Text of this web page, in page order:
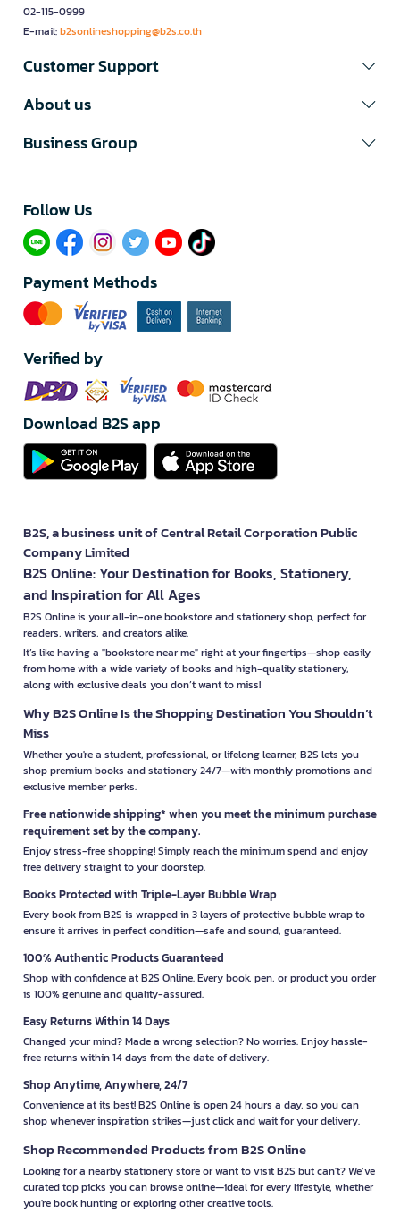
02-115-0999
E-mail:b2sonlineshopping@b2s.co.th
Customer Support
About us
Business Group
Follow Us​
Payment Methods
Verified by
Download B2S app
B2S, a business unit of Central Retail Corporation Public
Company Limited
B2S Online: Your Destination for Books, Stationery,
and Inspiration for All Ages
B2S Online is your all-in-one bookstore and stationery shop, perfect for
readers, writers, and creators alike.
It’s like having a "bookstore near me" right at your fingertips—shop easily
from home with a wide variety of books and high-quality stationery,
along with exclusive deals you don’t want to miss!
Why B2S Online Is the Shopping Destination You Shouldn’t
Miss
Whether you're a student, professional, or lifelong learner, B2S lets you
shop premium books and stationery 24/7—with monthly promotions and
exclusive member perks.
Free nationwide shipping* when you meet the minimum purchase
requirement set by the company.
Enjoy stress-free shopping! Simply reach the minimum spend and enjoy
free delivery straight to your doorstep.
Books Protected with Triple-Layer Bubble Wrap
Every book from B2S is wrapped in 3 layers of protective bubble wrap to
ensure it arrives in perfect condition—safe and sound, guaranteed.
100% Authentic Products Guaranteed
Shop with confidence at B2S Online. Every book, pen, or product you order
is 100% genuine and quality-assured.
Easy Returns Within 14 Days
Changed your mind? Made a wrong selection? No worries. Enjoy hassle-
free returns within 14 days from the date of delivery.
Shop Anytime, Anywhere, 24/7
Convenience at its best! B2S Online is open 24 hours a day, so you can
shop whenever inspiration strikes—just click and wait for your delivery.
Shop Recommended Products from B2S Online
Looking for a nearby stationery store or want to visit B2S but can't? We’ve
curated top picks you can browse online—ideal for every lifestyle, whether
you're book hunting or exploring other creative tools.